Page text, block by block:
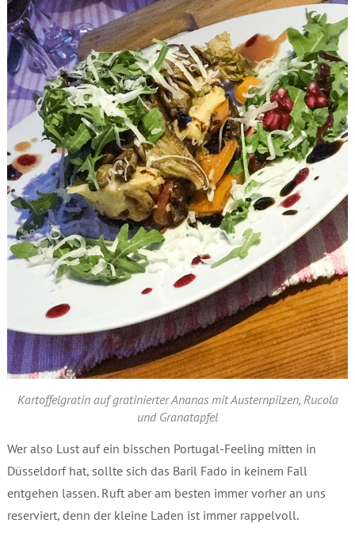
Kartoffelgratin auf gratinierter Ananas mit Austernpilzen, Rucola
und Granatapfel
Wer also Lust auf ein bisschen Portugal-Feeling mitten in
Düsseldorf hat, sollte sich das Baril Fado in keinem Fall
entgehen lassen. Ruft aber am besten immer vorher an uns
reserviert, denn der kleine Laden ist immer rappelvoll.